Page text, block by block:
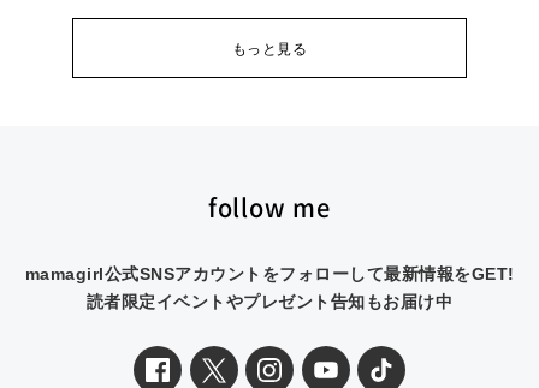
もっと見る
follow me
mamagirl公式SNSアカウントをフォローして最新情報をGET!
読者限定イベントやプレゼント告知もお届け中